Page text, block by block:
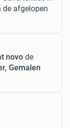
de afgelopen
novo de
Gemalen